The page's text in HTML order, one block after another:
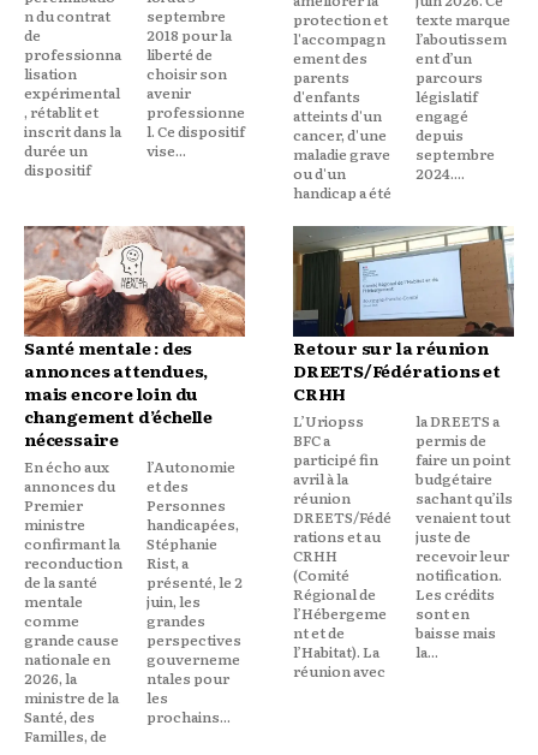
n du contrat
de
professionna
lisation
expérimental
, rétablit et
inscrit dans la
durée un
dispositif
septembre
2018 pour la
liberté de
choisir son
avenir
professionne
l. Ce dispositif
vise...
protection et
l'accompagn
ement des
parents
d'enfants
atteints d'un
cancer, d'une
maladie grave
ou d'un
handicap a été
texte marque
l’aboutissem
ent d’un
parcours
législatif
engagé
depuis
septembre
2024....
Santé mentale : des
annonces attendues,
mais encore loin du
changement d’échelle
nécessaire
En écho aux
annonces du
Premier
ministre
confirmant la
reconduction
de la santé
mentale
comme
grande cause
nationale en
2026, la
ministre de la
Santé, des
Familles, de
l’Autonomie
et des
Personnes
handicapées,
Stéphanie
Rist, a
présenté, le 2
juin, les
grandes
perspectives
gouverneme
ntales pour
les
prochains...
Retour sur la réunion
DREETS/Fédérations et
CRHH
L’Uriopss
BFC a
participé fin
avril à la
réunion
DREETS/Fédé
rations et au
CRHH
(Comité
Régional de
l’Hébergeme
nt et de
l’Habitat). La
réunion avec
la DREETS a
permis de
faire un point
budgétaire
sachant qu’ils
venaient tout
juste de
recevoir leur
notification.
Les crédits
sont en
baisse mais
la...